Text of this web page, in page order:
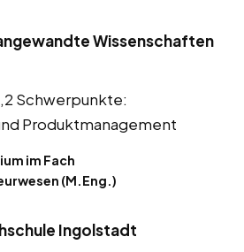
Wissenschaften
Schwerpunkte:
Produktmanagement
im Fach
(M.Eng.)
Ingolstadt